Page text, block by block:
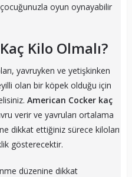
çocuğunuzla oyun oynayabilir
Kilo Olmalı?
yavruyken ve yetişkinken
olan bir köpek olduğu için
American Cocker kaç
verir ve yavruları ortalama
dikkat ettiğiniz sürece kiloları
gösterecektir.
düzenine dikkat